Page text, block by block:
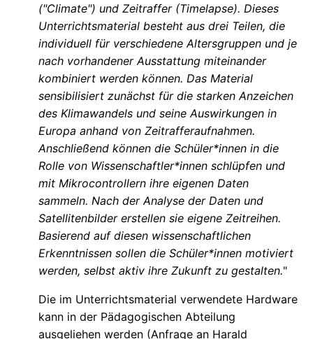
("Climate") und Zeitraffer (Timelapse). Dieses
Unterrichtsmaterial besteht aus drei Teilen, die
individuell für verschiedene Altersgruppen und je
nach vorhandener Ausstattung miteinander
kombiniert werden können. Das Material
sensibilisiert zunächst für die starken Anzeichen
des Klimawandels und seine Auswirkungen in
Europa anhand von Zeitrafferaufnahmen.
Anschließend können die Schüler*innen in die
Rolle von Wissenschaftler*innen schlüpfen und
mit Mikrocontrollern ihre eigenen Daten
sammeln. Nach der Analyse der Daten und
Satellitenbilder erstellen sie eigene Zeitreihen.
Basierend auf diesen wissenschaftlichen
Erkenntnissen sollen die Schüler*innen motiviert
werden, selbst aktiv ihre Zukunft zu gestalten."
Die im Unterrichtsmaterial verwendete Hardware
kann in der Pädagogischen Abteilung
ausgeliehen werden (Anfrage an Harald